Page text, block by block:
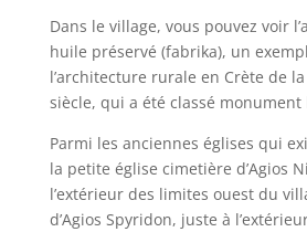
Dans le village, vous pouvez voir
huile préservé (fabrika), un
l’architecture rurale en Crète de
siècle, qui a été classé
Parmi les anciennes églises qui
la petite église cimetière d’Agios
l’extérieur des limites ouest du
d’Agios Spyridon, juste à